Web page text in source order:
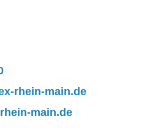
rhein-main.de
main.de